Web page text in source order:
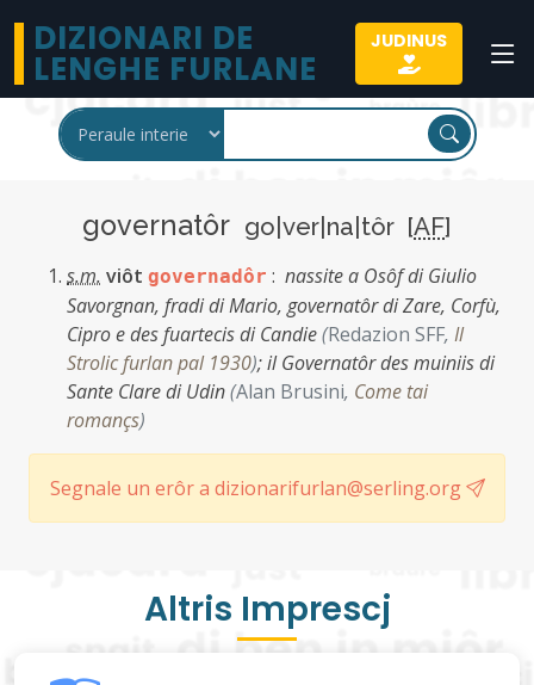
DIZIONARI DE
LENGHE FURLANE
JUDINUS
governatôr go|ver|na|tôr [AF]
s.m. viôt governadôr : nassite a Osôf di Giulio
Savorgnan, fradi di Mario, governatôr di Zare, Corfù,
Cipro e des fuartecis di Candie(Redazion SFF, Il
Strolic furlan pal 1930);il Governatôr des muiniis di
Sante Clare di Udin(Alan Brusini, Come tai
romançs)
Segnale un erôr a dizionarifurlan@serling.org
Altris Imprescj